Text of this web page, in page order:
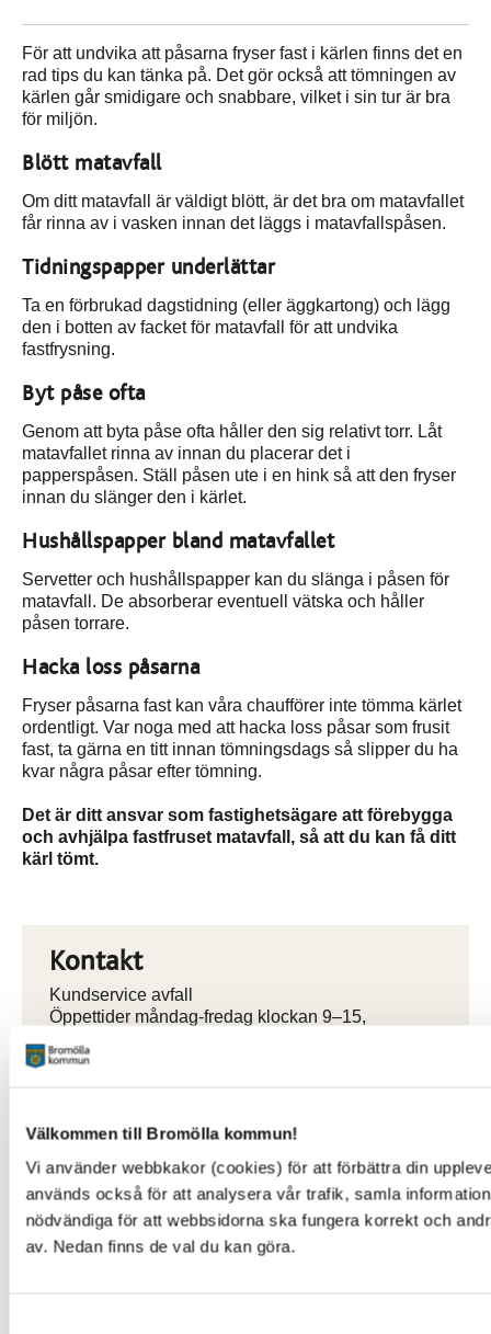
Välkommen till Bromölla kommun!
Vi använder webbkakor (cookies) för att förbättra din
används också för att analysera vår trafik, samla
nödvändiga för att webbsidorna ska fungera korrekt och
av. Nedan finns de val du kan göra.
För att undvika att påsarna fryser fast i kärlen finns det en
rad tips du kan tänka på. Det gör också att tömningen av
kärlen går smidigare och snabbare, vilket i sin tur är bra
för miljön.
Blött matavfall
Om ditt matavfall är väldigt blött, är det bra om matavfallet
får rinna av i vasken innan det läggs i matavfallspåsen.
Tidningspapper underlättar
Ta en förbrukad dagstidning (eller äggkartong) och lägg
den i botten av facket för matavfall för att undvika
fastfrysning.
Byt påse ofta
Genom att byta påse ofta håller den sig relativt torr. Låt
matavfallet rinna av innan du placerar det i
papperspåsen. Ställ påsen ute i en hink så att den fryser
innan du slänger den i kärlet.
Hushållspapper bland matavfallet
Servetter och hushållspapper kan du slänga i påsen för
matavfall. De absorberar eventuell vätska och håller
påsen torrare.
Hacka loss påsarna
Fryser påsarna fast kan våra chaufförer inte tömma kärlet
ordentligt. Var noga med att hacka loss påsar som frusit
fast, ta gärna en titt innan tömningsdags så slipper du ha
kvar några påsar efter tömning.
Det är ditt ansvar som fastighetsägare att förebygga
och avhjälpa fastfruset matavfall, så att du kan få ditt
kärl tömt.
Kontakt
Kundservice avfall
Öppettider måndag-fredag klockan 9–15,
0456-82 25 00
Sidan senast uppdaterad:den 26 June 2024